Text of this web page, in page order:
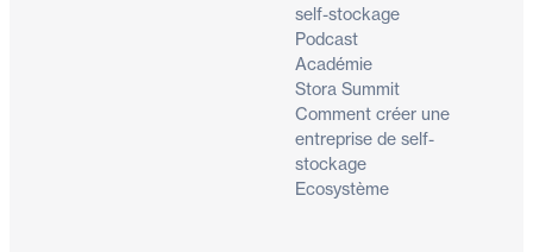
self-stockage
Podcast
Académie
Stora Summit
Comment créer une
entreprise de self-
stockage
Ecosystème